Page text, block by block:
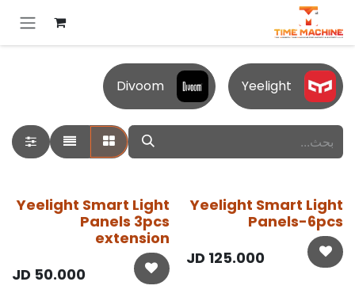
تخطي للذهاب إلى المحتوى
Yeelight
Divoom
Yeelight Smart Light
Panels-6pcs
JD 125.000
Yeelight Smart Light
Panels 3pcs
extension
JD 50.000